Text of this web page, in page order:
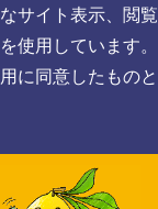
サイト表示、閲覧
使用しています。
に同意したものと